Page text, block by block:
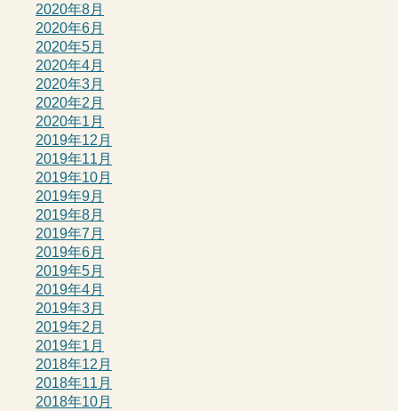
2020年8月
2020年6月
2020年5月
2020年4月
2020年3月
2020年2月
2020年1月
2019年12月
2019年11月
2019年10月
2019年9月
2019年8月
2019年7月
2019年6月
2019年5月
2019年4月
2019年3月
2019年2月
2019年1月
2018年12月
2018年11月
2018年10月